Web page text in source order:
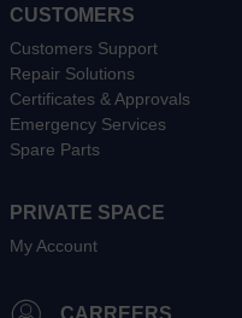
CUSTOMERS
Customers Support
Repair Solutions
Certificates & Approvals
Emergency Services
Spare Parts
PRIVATE SPACE
My Account
CARREERS